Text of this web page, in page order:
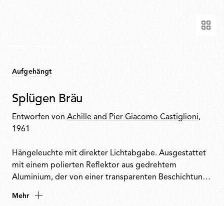
Aufgehängt
Splügen Bräu
Entworfen von Achille and Pier Giacomo Castiglioni,
1961
Hängeleuchte mit direkter Lichtabgabe. Ausgestattet
mit einem polierten Reflektor aus gedrehtem
Aluminium, der von einer transparenten Beschichtung
vakuumgeformte ABS-Rosette mit glänzend weißer
Mehr